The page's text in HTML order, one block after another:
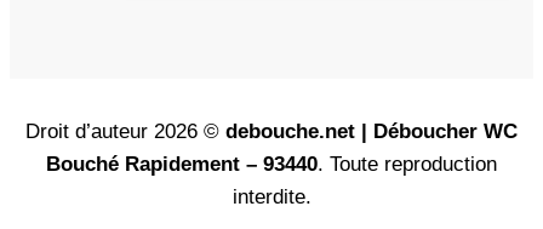
Droit d’auteur 2026 © debouche.net | Déboucher WC
Bouché Rapidement – 93440. Toute reproduction
interdite.